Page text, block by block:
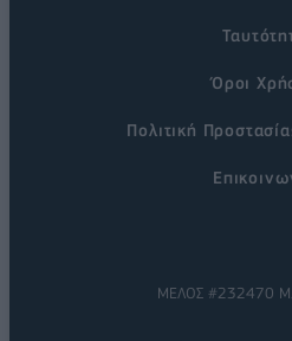
Όροι
Πολιτική
ΜΕΛΟΣ #232470